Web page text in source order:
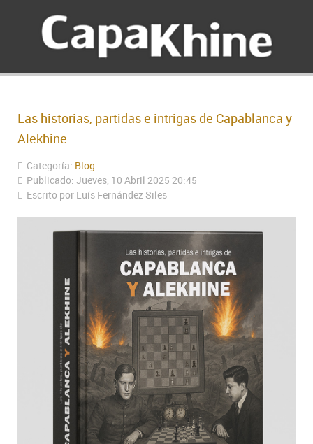
Las historias, partidas e intrigas de Capablanca y
Alekhine
Categoría: Blog
Publicado: Jueves, 10 Abril 2025 20:45
Escrito por Luís Fernández Siles